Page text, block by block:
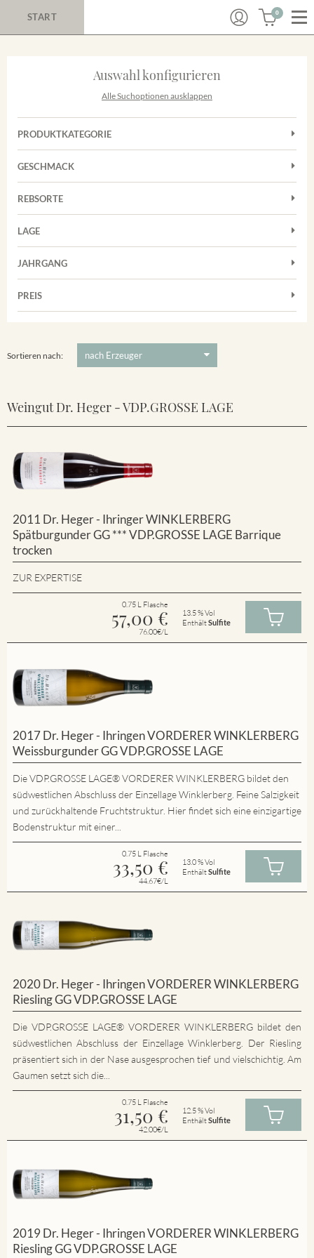
START 0
Auswahl konfigurieren
Alle Suchoptionen ausklappen
PRODUKTKATEGORIE
Cuvées
Rosé
Weißwein
GESCHMACK
Trocken
REBSORTE
Chardonnay
Grauburgunder
Riesling
LAGE
Achkarrer Schlossberg
Vorderer Winklerberg
Winklerberg Hinter Winklen
JAHRGANG
PREIS
Sortieren nach:
Weingut Dr. Heger - VDP.GROSSE LAGE
2011 Dr. Heger - Ihringer WINKLERBERG
Spätburgunder GG *** VDP.GROSSE LAGE Barrique
trocken
ZUR EXPERTISE
0.75 L Flasche
57,00 €
76.00€/L
13.5 % Vol
EnthältSulfite
2017 Dr. Heger - Ihringen VORDERER WINKLERBERG
Weissburgunder GG VDP.GROSSE LAGE
Die VDP.GROSSE LAGE® VORDERER WINKLERBERG bildet den
südwestlichen Abschluss der Einzellage Winklerberg. Feine Salzigkeit
und zurückhaltende Fruchtstruktur. Hier findet sich eine einzigartige
Bodenstruktur mit einer...
0.75 L Flasche
33,50 €
44.67€/L
13.0 % Vol
EnthältSulfite
2020 Dr. Heger - Ihringen VORDERER WINKLERBERG
Riesling GG VDP.GROSSE LAGE
Die VDP.GROSSE LAGE® VORDERER WINKLERBERG bildet den
südwestlichen Abschluss der Einzellage Winklerberg. Der Riesling
präsentiert sich in der Nase ausgesprochen tief und vielschichtig. Am
Gaumen setzt sich die...
0.75 L Flasche
31,50 €
42.00€/L
12.5 % Vol
EnthältSulfite
2019 Dr. Heger - Ihringen VORDERER WINKLERBERG
Riesling GG VDP.GROSSE LAGE